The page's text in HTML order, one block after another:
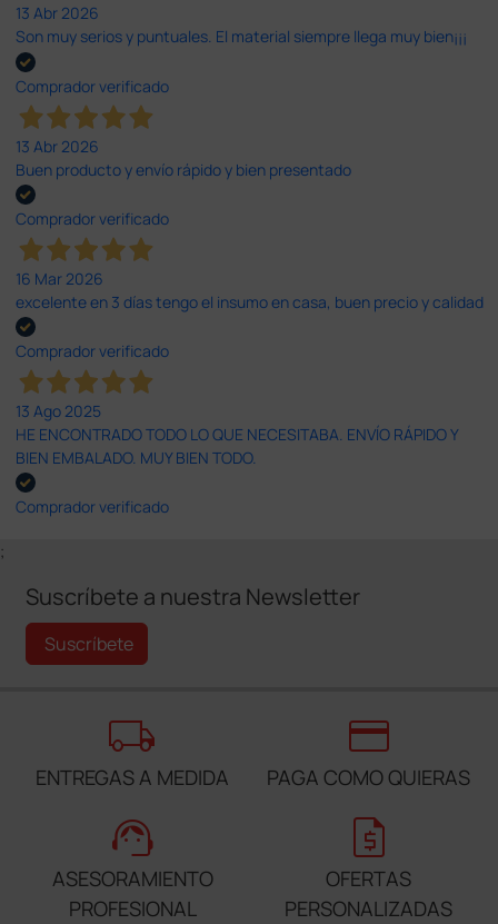
13 Abr 2026
Son muy serios y puntuales. El material siempre llega muy bien¡¡¡
Comprador verificado
13 Abr 2026
Buen producto y envío rápido y bien presentado
Comprador verificado
16 Mar 2026
excelente en 3 días tengo el insumo en casa, buen precio y calidad
Comprador verificado
13 Ago 2025
HE ENCONTRADO TODO LO QUE NECESITABA. ENVÍO RÁPIDO Y
BIEN EMBALADO. MUY BIEN TODO.
Comprador verificado
;
Suscríbete a nuestra Newsletter
Suscríbete
local_shipping
ENTREGAS A MEDIDA
credit_card
PAGA COMO QUIERAS
support_agent
ASESORAMIENTO
PROFESIONAL
request_quote
OFERTAS
PERSONALIZADAS